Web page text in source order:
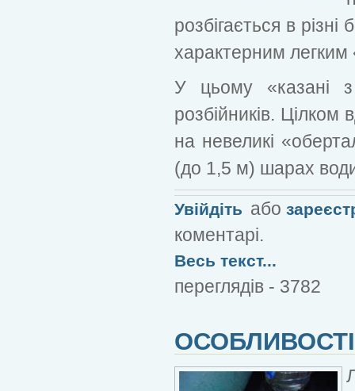
розбігається в
характерним легким
У цьому «казані
розбійників.
на невеликі
(до 1,5 м) шарах
Увійдіть або
коментарі.
Весь текст...
переглядів - 3782